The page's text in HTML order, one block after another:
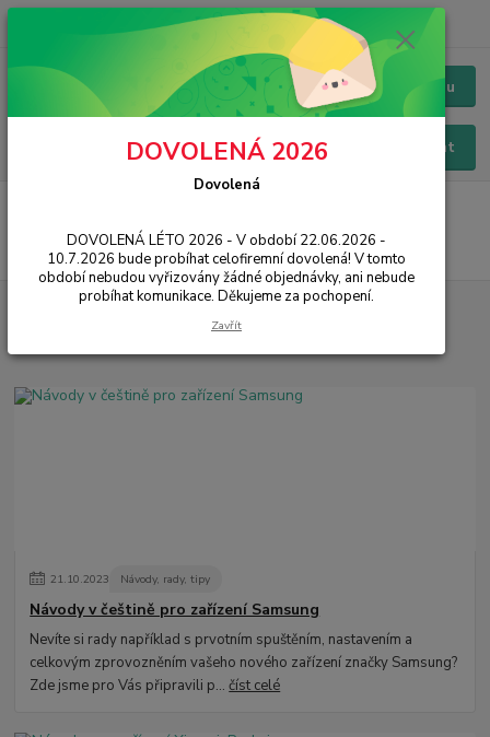
Menu
Hledat
Chat / Online podpora - 24/7
Novinky z našeho blogu
21.10.2023 Návody, rady, tipy
Návody v češtině pro zařízení Samsung
Nevíte si rady například s prvotním spuštěním, nastavením a
celkovým zprovozněním vašeho nového zařízení značky Samsung?
Zde jsme pro Vás připravili p...číst celé
DOVOLENÁ 2026
Dovolená
DOVOLENÁ LÉTO 2026 - V období 22.06.2026 -
10.7.2026 bude probíhat celofiremní dovolená! V tomto
období nebudou vyřizovány žádné objednávky, ani nebude
probíhat komunikace. Děkujeme za pochopení.
Zavřít